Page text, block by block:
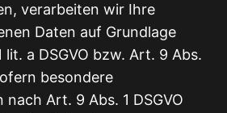
verarbeiten wir Ihre
Daten auf Grundlage
a DSGVO bzw. Art. 9 Abs.
besondere
Art. 9 Abs. 1 DSGVO